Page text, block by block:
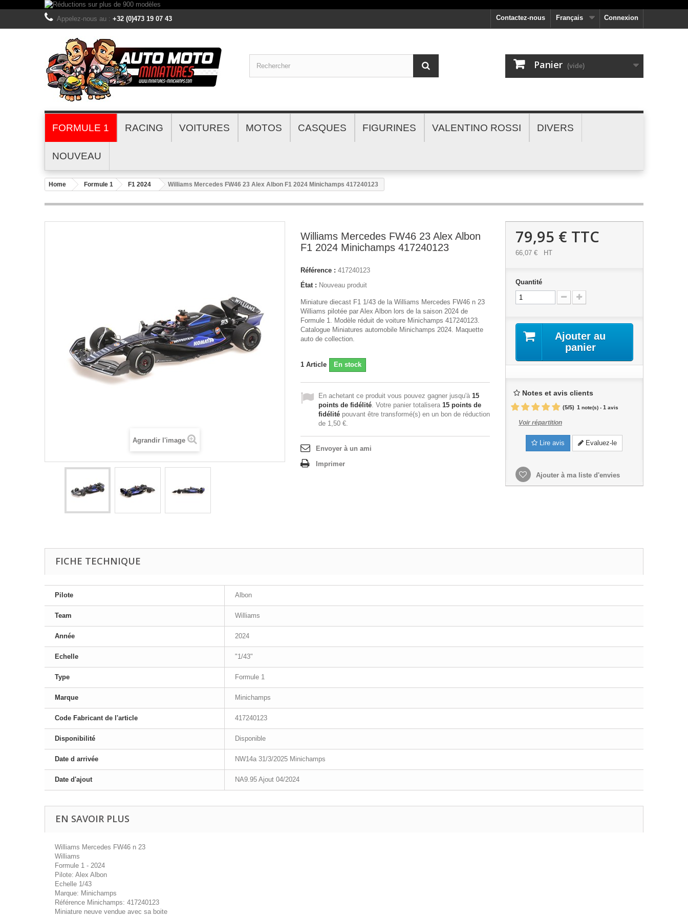
Connexion
Français
Contactez-nous
Appelez-nous au : +32 (0)473 19 07 43
Panier (vide)
FORMULE 1 RACING VOITURES MOTOS CASQUES FIGURINES VALENTINO ROSSI DIVERS
NOUVEAU
Home Formule 1 F1 2024 Williams Mercedes FW46 23 Alex Albon F1 2024 Minichamps 417240123
Agrandir l'image
Williams Mercedes FW46 23 Alex Albon
F1 2024 Minichamps 417240123
Référence : 417240123
État : Nouveau produit
Miniature diecast F1 1/43 de la Williams Mercedes FW46 n 23
Williams pilotée par Alex Albon lors de la saison 2024 de
Formule 1. Modèle réduit de voiture Minichamps 417240123.
Catalogue Miniatures automobile Minichamps 2024. Maquette
auto de collection.
1 Article En stock
En achetant ce produit vous pouvez gagner jusqu'à 15
points de fidélité. Votre panier totalisera 15 points de
fidélité pouvant être transformé(s) en un bon de réduction
de 1,50 €.
Envoyer à un ami
Imprimer
79,95 € TTC
66,07 € HT
Quantité
Ajouter au
panier
Notes et avis clients
(5/5) 1 note(s) - 1 avis
Voir répartition
Lire avis Evaluez-le
Ajouter à ma liste d'envies
FICHE TECHNIQUE
Pilote Albon
Team Williams
Année 2024
Echelle "1/43"
Type Formule 1
Marque Minichamps
Code Fabricant de l'article 417240123
Disponibilité Disponible
Date d arrivée NW14a 31/3/2025 Minichamps
Date d'ajout NA9.95 Ajout 04/2024
EN SAVOIR PLUS
Williams Mercedes FW46 n 23
Williams
Formule 1 - 2024
Pilote: Alex Albon
Echelle 1/43
Marque: Minichamps
Référence Minichamps: 417240123
Miniature neuve vendue avec sa boite